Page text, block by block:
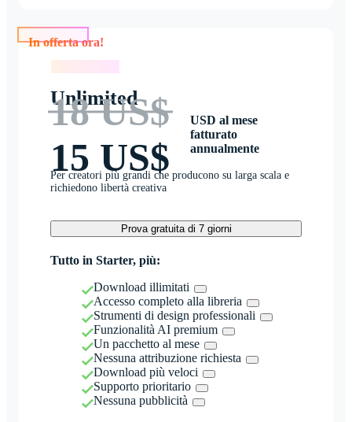
Unlimited
18 US$
15 US$
USD al mese
fatturato
annualmente
Per creatori più grandi che producono su larga scala e
richiedono libertà creativa
Prova gratuita di 7 giorni
Tutto in Starter, più:
Download illimitati
Accesso completo alla libreria
Strumenti di design professionali
Funzionalità AI premium
Un pacchetto al mese
Nessuna attribuzione richiesta
Download più veloci
Supporto prioritario
Nessuna pubblicità